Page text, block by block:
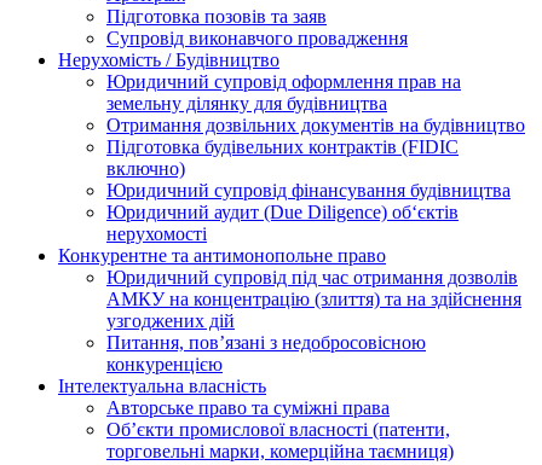
Підготовка позовів та заяв
Супровід виконавчого провадження
Нерухомість / Будівництво
Юридичний супровід оформлення прав на
земельну ділянку для будівництва
Отримання дозвільних документів на будівництво
Підготовка будівельних контрактів (FIDIC
включно)
Юридичний супровід фінансування будівництва
Юридичний аудит (Due Diligence) об‘єктів
нерухомості
Конкурентне та антимонопольне право
Юридичний супровід під час отримання дозволів
АМКУ на концентрацію (злиття) та на здійснення
узгоджених дій
Питання, пов’язані з недобросовісною
конкуренцією
Інтелектуальна власність
Авторське право та суміжні права
Oб’єкти промислової власності (патенти,
торговельні марки, комерційна таємниця)